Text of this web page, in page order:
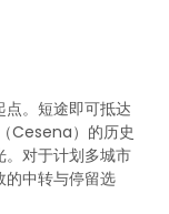
。短途即可抵达
Cesena）的历史
。对于计划多城市
的中转与停留选